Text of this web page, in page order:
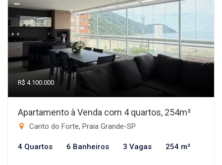
R$ 4.100.000
Apartamento à Venda com 4 quartos, 254m²
Canto do Forte, Praia Grande-SP
4 Quartos 6 Banheiros 3 Vagas 254 m²